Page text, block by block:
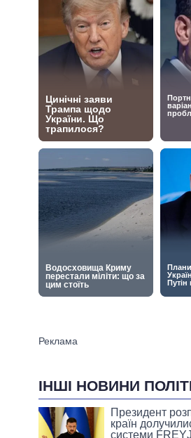
ІНШІ НОВИНИ
Президент
країн
системи